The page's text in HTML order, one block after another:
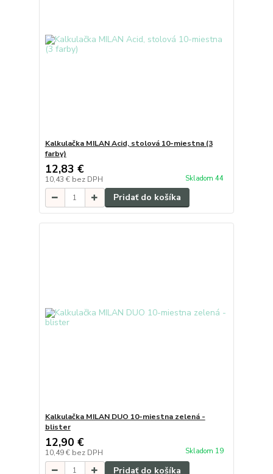
Kalkulačka MILAN Acid, stolová 10-miestna (3
farby)
12,83 €
10,43 € bez DPH Skladom 44
Pridať do košíka
Kalkulačka MILAN DUO 10-miestna zelená -
blister
12,90 €
10,49 € bez DPH Skladom 19
Pridať do košíka